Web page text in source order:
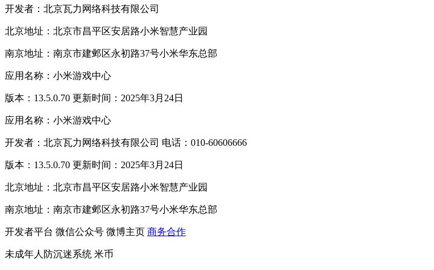
开发者：北京瓦力网络科技有限公司
北京地址：北京市昌平区安居路小米智慧产业园
南京地址：南京市建邺区永初路37号小米华东总部
应用名称：小米游戏中心
版本：13.5.0.70 更新时间：2025年3月24日
应用名称：小米游戏中心
开发者：北京瓦力网络科技有限公司 电话：010-60606666
版本：13.5.0.70 更新时间：2025年3月24日
北京地址：北京市昌平区安居路小米智慧产业园
南京地址：南京市建邺区永初路37号小米华东总部
开发者平台 微信公众号 微博主页 商务合作
未成年人防沉迷系统 米币